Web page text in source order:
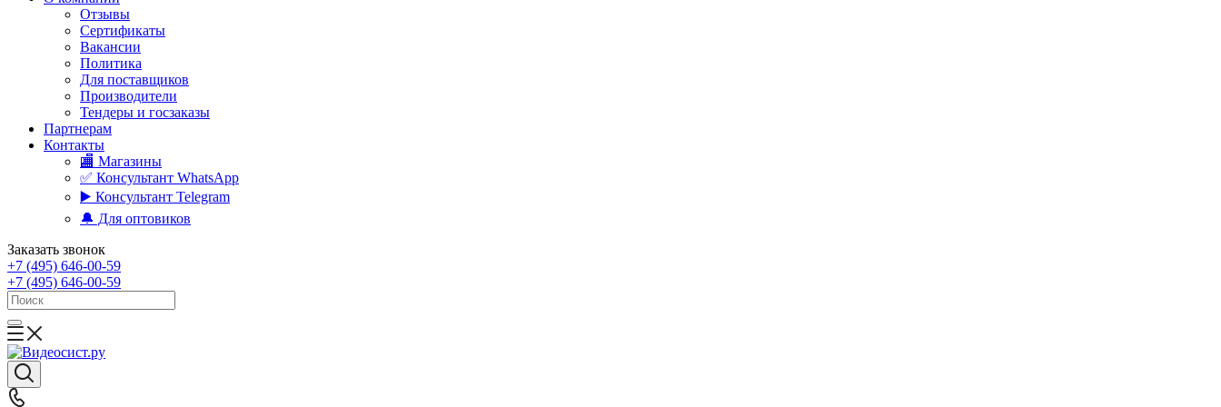
Отзывы
Сертификаты
Вакансии
Политика
Для поставщиков
Производители
Тендеры и госзаказы
Партнерам
Контакты
🏬 Магазины
✅️ Консультант WhatsApp
▶️ Консультант Telegram
🔔 Для оптовиков
Заказать звонок
+7 (495) 646-00-59
+7 (495) 646-00-59